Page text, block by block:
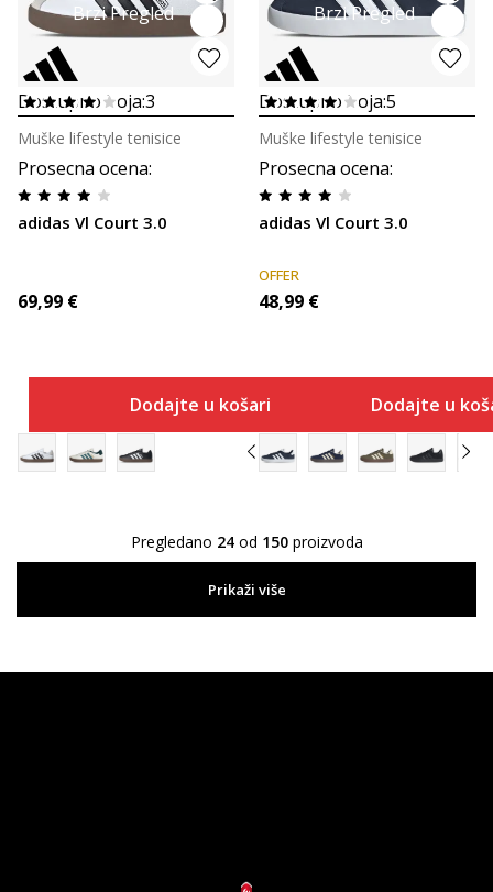
Brzi Pregled
Dostupno boja:3
Prosecna ocena:
adidas Vl Court 3.0
Muške lifestyle tenisice
69,99 €
Dodajte u košaricu
Brzi Pregled
Dostupno boja:5
Prosecna ocena:
adidas Vl Court 3.0
Muške lifestyle tenisice
OFFER
48,99 €
Dodajte u
Pregledano 24od 150proizvoda
Prikaži više